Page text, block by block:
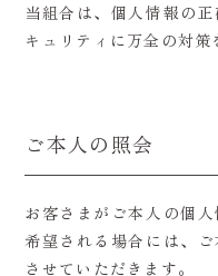
当組合は、個人情報の
キュリティに万全の対策
ご本人の照会
お客さまがご本人の個
希望される場合には、
させていただきます。